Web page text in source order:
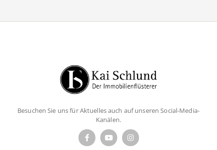
Besuchen Sie uns für Aktuelles auch auf unseren Social-Media-
Kanälen.